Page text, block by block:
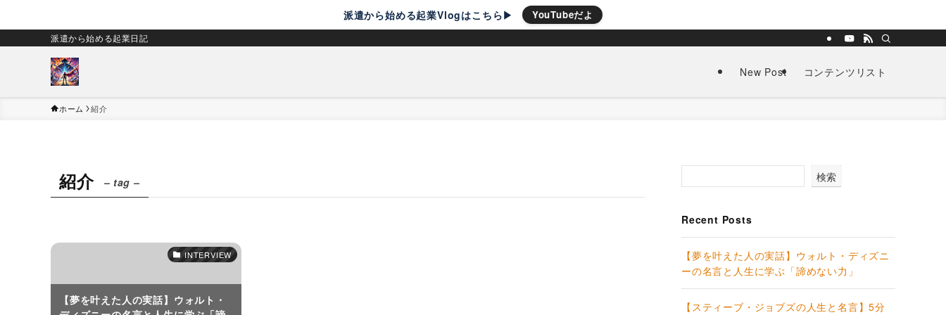
派遣から始める起業Vlogはこちら▶︎ YouTubeだよ
派遣から始める起業日記
New Post コンテンツリスト
ホーム 紹介
紹介 – tag –
INTERVIEW
【夢を叶えた人の実話】ウォルト・
検索
Recent Posts
【夢を叶えた人の実話】ウォルト・ディズニ
ーの名言と人生に学ぶ「諦めない力」
【スティーブ・ジョブズの人生と名言】5分